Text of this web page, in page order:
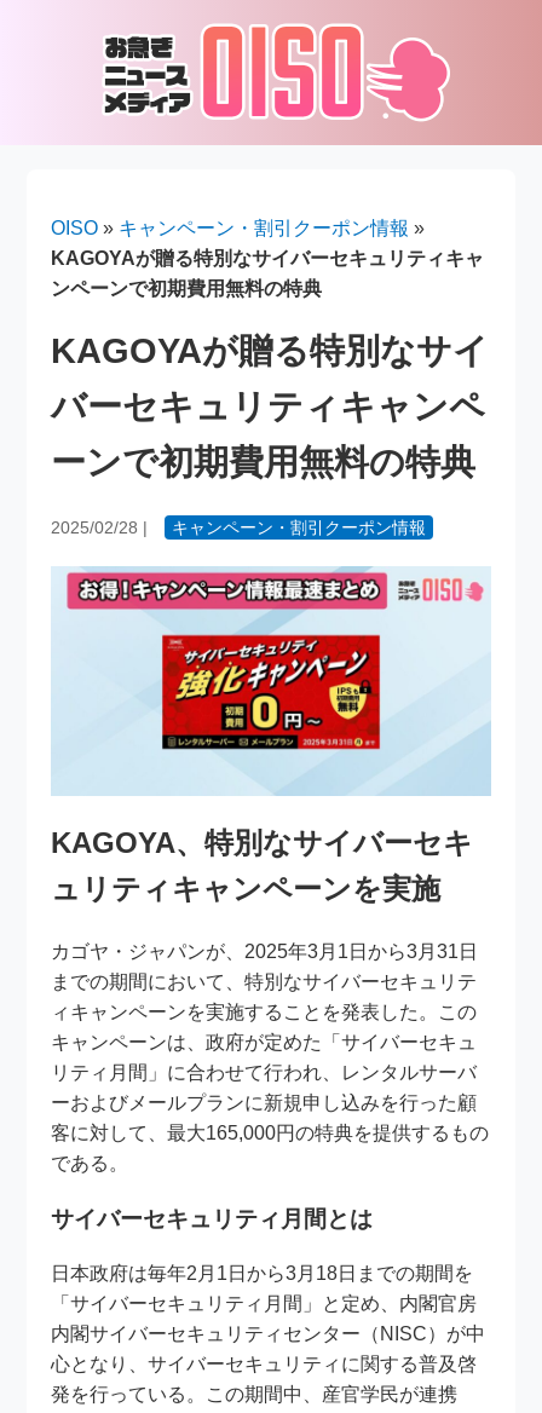
OISO » キャンペーン・割引クーポン情報 »
KAGOYAが贈る特別なサイバーセキュリティキャ
ンペーンで初期費用無料の特典
KAGOYAが贈る特別なサイ
バーセキュリティキャンペ
ーンで初期費用無料の特典
2025/02/28 | キャンペーン・割引クーポン情報
KAGOYA、特別なサイバーセキ
ュリティキャンペーンを実施
カゴヤ・ジャパンが、2025年3月1日から3月31日
までの期間において、特別なサイバーセキュリテ
ィキャンペーンを実施することを発表した。この
キャンペーンは、政府が定めた「サイバーセキュ
リティ月間」に合わせて行われ、レンタルサーバ
ーおよびメールプランに新規申し込みを行った顧
客に対して、最大165,000円の特典を提供するもの
である。
サイバーセキュリティ月間とは
日本政府は毎年2月1日から3月18日までの期間を
「サイバーセキュリティ月間」と定め、内閣官房
内閣サイバーセキュリティセンター（NISC）が中
心となり、サイバーセキュリティに関する普及啓
発を行っている。この期間中、産官学民が連携